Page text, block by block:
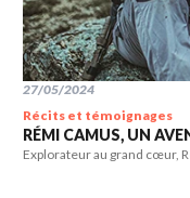
27/05/2024
Récits et témoignages
RÉMI CAMUS, UN
Explorateur au grand cœur,